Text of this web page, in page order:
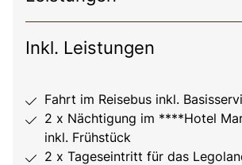
Inkl. Leistungen
Fahrt im Reisebus inkl.
2 x Nächtigung im ****Hotel
inkl. Frühstück
2 x Tageseintritt für das